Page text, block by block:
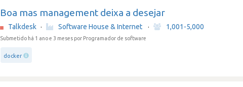
Boa mas management deixa a desejar
Talkdesk · Software House & Internet · 1,001-5,000
Submetido há 1 ano e 3 meses por Programador de software
docker